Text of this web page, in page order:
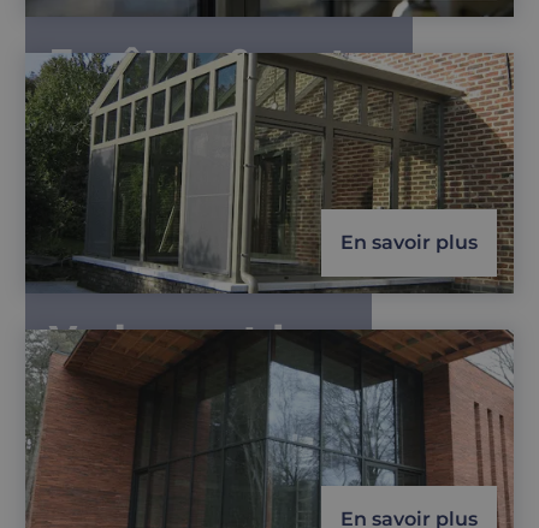
Fenêtres & portes
En savoir plus
Vrebos outdoor
En savoir plus